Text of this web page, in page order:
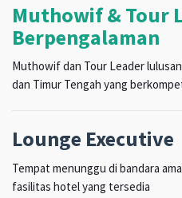
Muthowif & Tour
Berpengalaman
Muthowif dan Tour Leader
dan Timur Tengah yang
Lounge Executive
Tempat menunggu di bandara
fasilitas hotel yang tersedia